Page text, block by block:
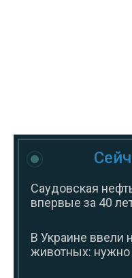
Саудовская
впервые за 40
В Украине ввели
животных: нужно